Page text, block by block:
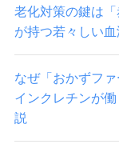
老化対策の鍵は
が持つ若々しい
なぜ「おかずフ
インクレチンが
説